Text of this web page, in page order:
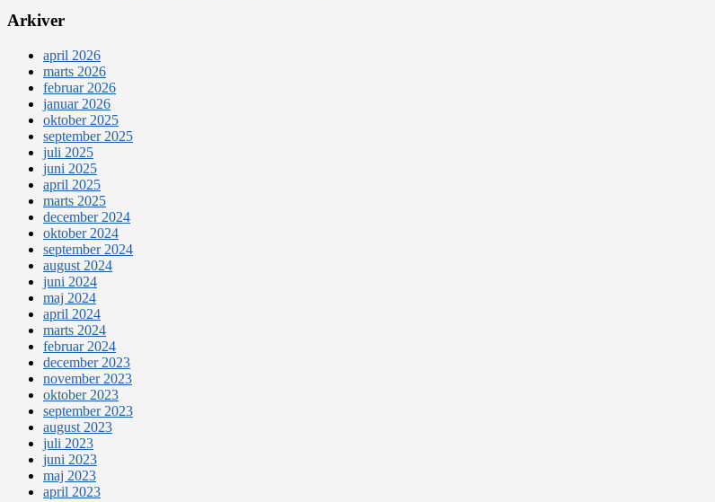
Arkiver
april 2026
marts 2026
februar 2026
januar 2026
oktober 2025
september 2025
juli 2025
juni 2025
april 2025
marts 2025
december 2024
oktober 2024
september 2024
august 2024
juni 2024
maj 2024
april 2024
marts 2024
februar 2024
december 2023
november 2023
oktober 2023
september 2023
august 2023
juli 2023
juni 2023
maj 2023
april 2023